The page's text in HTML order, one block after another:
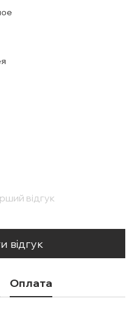
відгук
відгук
Оплата